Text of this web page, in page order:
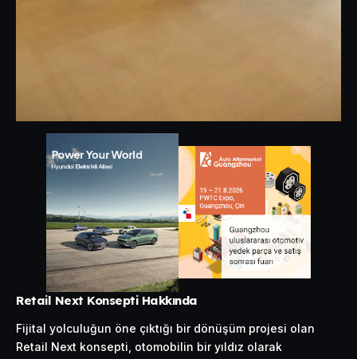
Retail Next Konsepti Hakkında
Fijital yolculuğun öne çıktığı bir dönüşüm projesi olan
Retail Next konsepti, otomobilin bir yıldız olarak